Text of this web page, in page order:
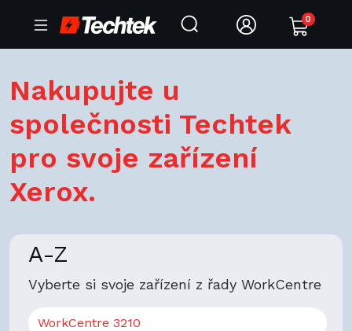
0
Nakupujte u
společnosti Techtek
pro svoje zařízení
Xerox.
A-Z
Vyberte si svoje zařízení z řady WorkCentre
WorkCentre 3210